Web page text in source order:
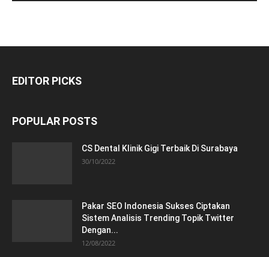
EDITOR PICKS
POPULAR POSTS
CS Dental Klinik Gigi Terbaik Di Surabaya
30/10/2022
Pakar SEO Indonesia Sukses Ciptakan
Sistem Analisis Trending Topik Twitter
Dengan...
12/08/2022